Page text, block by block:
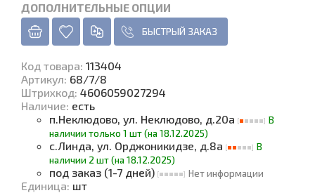
ДОПОЛНИТЕЛЬНЫЕ ОПЦИИ
БЫСТРЫЙ ЗАКАЗ
Код товара: 113404
Артикул: 68/7/8
Штрихкод: 4606059027294
Наличие: есть
п.Неклюдово, ул. Неклюдово, д.20а
В
наличии только 1 шт (на 18.12.2025)
с.Линда, ул. Орджоникидзе, д.8а
В
наличии 2 шт (на 18.12.2025)
под заказ (1-7 дней) Нет информации
Единица: шт